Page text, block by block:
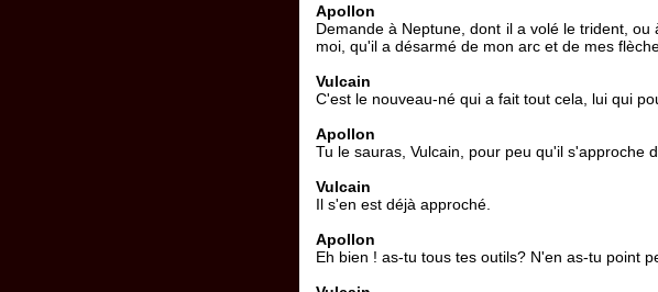
Apollon
Demande à Neptune, dont il a volé le trident,
moi, qu'il a désarmé de mon arc et de mes
Vulcain
C'est le nouveau-né qui a fait tout cela, lui qui
Apollon
Tu le sauras, Vulcain, pour peu qu'il s'approche
Vulcain
Il s'en est déjà approché.
Apollon
Eh bien ! as-tu tous tes outils? N'en as-tu point